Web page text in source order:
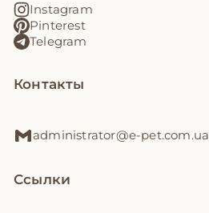
Instagram
Pinterest
Telegram
Контакты
administrator@e-pet.com.ua
Ссылки